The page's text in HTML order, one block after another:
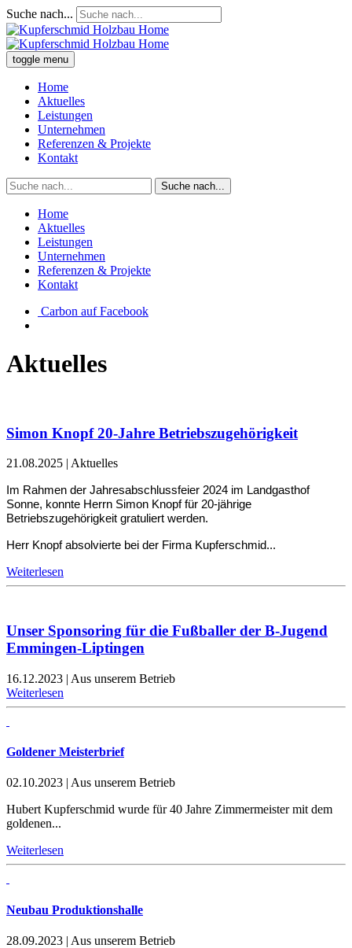
Suche nach...
toggle menu
Home
Aktuelles
Leistungen
Unternehmen
Referenzen & Projekte
Kontakt
Suche nach...
Home
Aktuelles
Leistungen
Unternehmen
Referenzen & Projekte
Kontakt
Carbon auf Facebook
Aktuelles
Simon Knopf 20-Jahre Betriebszugehörigkeit
21.08.2025 | Aktuelles
Im Rahmen der Jahresabschlussfeier 2024 im Landgasthof
Sonne, konnte Herrn Simon Knopf für 20-jährige
Betriebszugehörigkeit gratuliert werden.
Herr Knopf absolvierte bei der Firma Kupferschmid...
Weiterlesen
Unser Sponsoring für die Fußballer der B-Jugend
Emmingen-Liptingen
16.12.2023 | Aus unserem Betrieb
Weiterlesen
Goldener Meisterbrief
02.10.2023 | Aus unserem Betrieb
Hubert Kupferschmid wurde für 40 Jahre Zimmermeister mit dem
goldenen...
Weiterlesen
Neubau Produktionshalle
28.09.2023 | Aus unserem Betrieb